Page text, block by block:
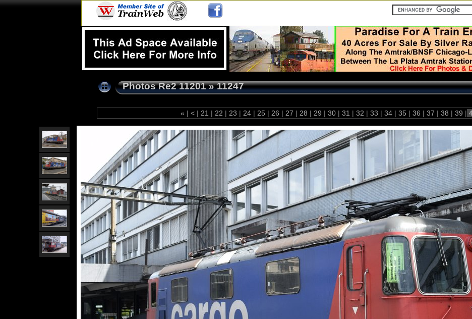
Photos Re2 11201»11247
« | < | 21 | 22 | 23 | 24 | 25 | 26 | 27 | 28 | 29 | 30 | 31 | 32 | 33 | 34 | 35 | 36 | 37 | 38 | 39 |